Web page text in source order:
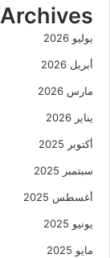
Archives
يوليو 2026
أبريل 2026
مارس 2026
يناير 2026
أكتوبر 2025
سبتمبر 2025
أغسطس 2025
يونيو 2025
مايو 2025